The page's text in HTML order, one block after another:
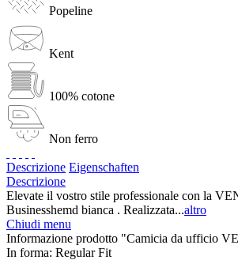
Popeline
Kent
100% cotone
Non ferro
Descrizione Eigenschaften
Descrizione
Elevate il vostro stile professionale con la
Businesshemd bianca . Realizzata...altro
Chiudi menu
Informazione prodotto "Camicia da ufficio
In forma: Regular Fit